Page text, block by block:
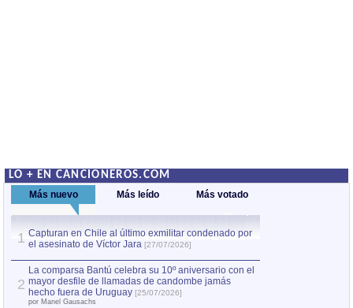
LO + EN CANCIONEROS.COM
Más nuevo Más leído Más votado
1 Capturan en Chile al último exmilitar condenado por
el asesinato de Víctor Jara [27/07/2026]
2
La comparsa Bantú celebra su 10º aniversario con el
mayor desfile de llamadas de candombe jamás
hecho fuera de Uruguay [25/07/2026]
por Manel Gausachs